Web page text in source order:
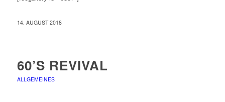
14. AUGUST 2018
60’S REVIVAL
ALLGEMEINES